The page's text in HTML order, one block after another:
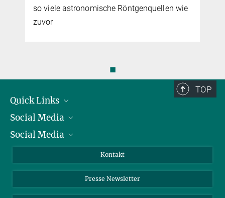
so viele astronomische Röntgenquellen wie
zuvor
◼
TOP
Quick Links
Präsident
Zahlen und Fakten
Meldestelle Fehlverhalten
Social Media
Bluesky
Social Media
YouTube
Kontakt
Presse Newsletter